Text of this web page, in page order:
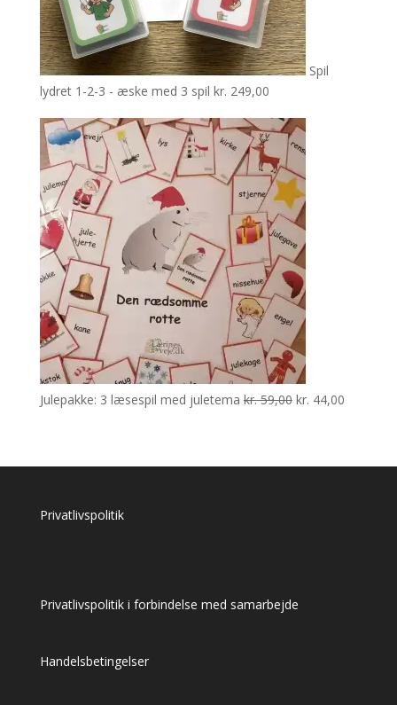
Spil
lydret 1-2-3 - æske med 3 spil kr. 249,00
Julepakke: 3 læsespil med juletema kr.59,00 Den
kr. 44,00Den
Privatlivspolitik
Privatlivspolitik i forbindelse med samarbejde
Handelsbetingelser